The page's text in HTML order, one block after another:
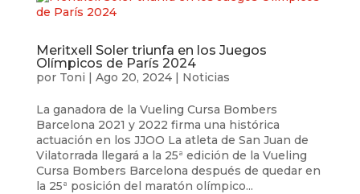
Meritxell Soler triunfa en los Juegos
Olímpicos de París 2024
por Toni | Ago 20, 2024| Noticias
La ganadora de la Vueling Cursa Bombers
Barcelona 2021 y 2022 firma una histórica
actuación en los JJOO La atleta de San Juan de
Vilatorrada llegará a la 25ª edición de la Vueling
Cursa Bombers Barcelona después de quedar en
la 25ª posición del maratón olímpico...